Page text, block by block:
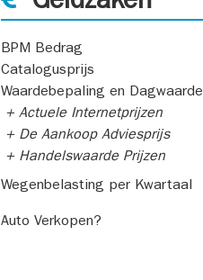
BPM Bedrag
Catalogusprijs
Waardebepaling en Dagwaarde
+ Actuele Internetprijzen
+ De Aankoop Adviesprijs
+ Handelswaarde Prijzen
Wegenbelasting per Kwartaal
Auto Verkopen?